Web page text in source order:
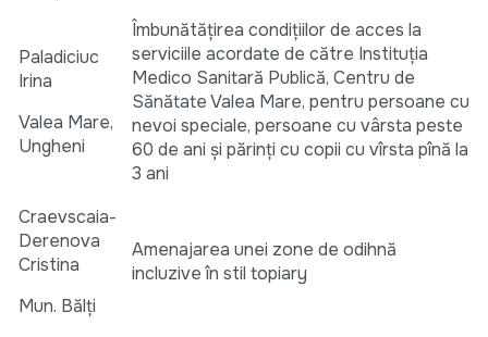
Paladiciuc
Irina
Valea Mare,
Ungheni
Îmbunătăţirea condiţiilor de acces la
serviciile acordate de către Instituţia
Medico Sanitară Publică, Centru de
Sănătate Valea Mare, pentru persoane cu
nevoi speciale, persoane cu vârsta peste
60 de ani şi părinţi cu copii cu vîrsta pînă la
3 ani
Craevscaia-
Derenova
Cristina
Mun. Bălți
Amenajarea unei zone de odihnă
incluzive în stil topiary